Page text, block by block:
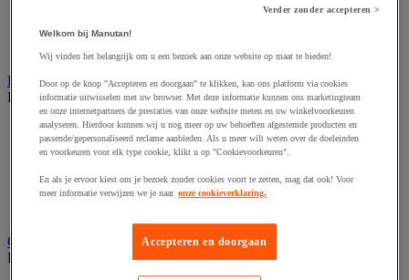
Accessoires voor spijkermachine
Accessoires voor zaag
Elektrische toebehoren en verlichting
Bekijk de hele productgroep
Accessoires voor elektrisch schakelpaneel
Batterij, oplader en kabel
Elektrische kabel
Elektrische uitrusting
Verlengsnoer, stekkerdoos en kapelhaspel
Gereedschap opbergen
Bekijk de hele productgroep
Verder zonder accepteren >
Welkom bij Manutan!
Wij vinden het belangrijk om u een bezoek aan onze website op maat te bieden!
Door op de knop "Accepteren en doorgaan" te klikken, kan ons platform via cookies
informatie uitwisselen met uw browser. Met deze informatie kunnen ons marketingteam
en onze internetpartners de prestaties van onze website meten en uw winkelvoorkeuren
analyseren. Hierdoor kunnen wij u nog meer op uw behoeften afgestemde producten en
passende/gepersonaliseerd reclame aanbieden. Als u meer wilt weten over de doeleinden
en voorkeuren voor elk type cookie, klikt u op "Cookievoorkeuren".
En als je ervoor kiest om je bezoek zonder cookies voort te zetten, mag dat ook! Voor
meer informatie verwijzen we je naar onze cookieverklaring.
Accepteren en doorgaan